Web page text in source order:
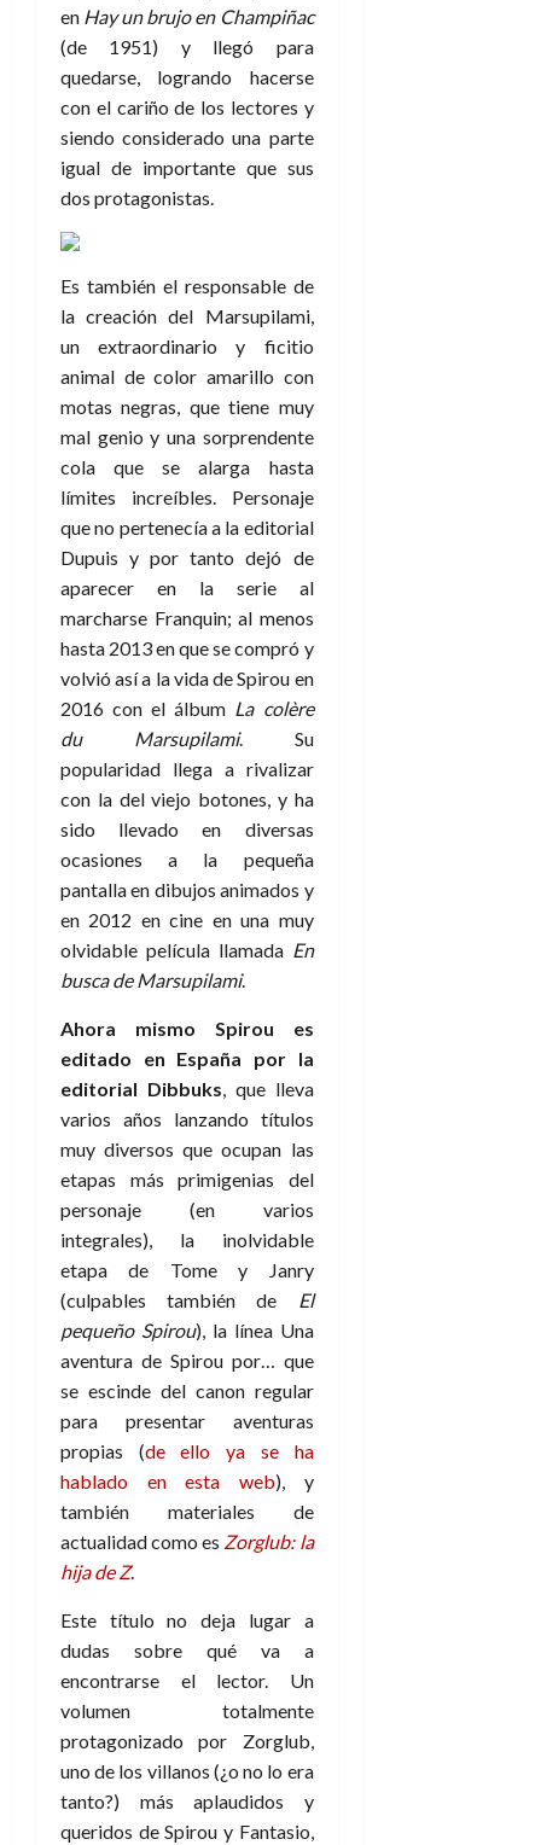
en Hay un brujo en Champiñac
(de 1951) y llegó para
quedarse, logrando hacerse
con el cariño de los lectores y
siendo considerado una parte
igual de importante que sus
dos protagonistas.
Es también el responsable de
la creación del Marsupilami,
un extraordinario y ficitio
animal de color amarillo con
motas negras, que tiene muy
mal genio y una sorprendente
cola que se alarga hasta
límites increíbles. Personaje
que no pertenecía a la editorial
Dupuis y por tanto dejó de
aparecer en la serie al
marcharse Franquin; al menos
hasta 2013 en que se compró y
volvió así a la vida de Spirou en
2016 con el álbum La colère
du Marsupilami. Su
popularidad llega a rivalizar
con la del viejo botones, y ha
sido llevado en diversas
ocasiones a la pequeña
pantalla en dibujos animados y
en 2012 en cine en una muy
olvidable película llamada En
busca de Marsupilami.
Ahora mismo Spirou es
editado en España por la
editorial Dibbuks, que lleva
varios años lanzando títulos
muy diversos que ocupan las
etapas más primigenias del
personaje (en varios
integrales), la inolvidable
etapa de Tome y Janry
(culpables también de El
pequeño Spirou), la línea Una
aventura de Spirou por… que
se escinde del canon regular
para presentar aventuras
propias (de ello ya se ha
hablado en esta web), y
también materiales de
actualidad como es Zorglub: la
hija de Z.
Este título no deja lugar a
dudas sobre qué va a
encontrarse el lector. Un
volumen totalmente
protagonizado por Zorglub,
uno de los villanos (¿o no lo era
tanto?) más aplaudidos y
queridos de Spirou y Fantasio,